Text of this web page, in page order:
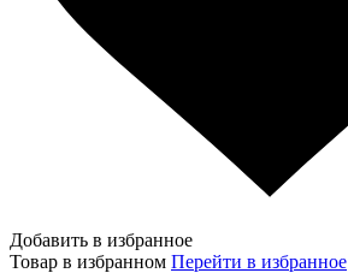
Добавить в избранное
Товар в избранном Перейти в избранное